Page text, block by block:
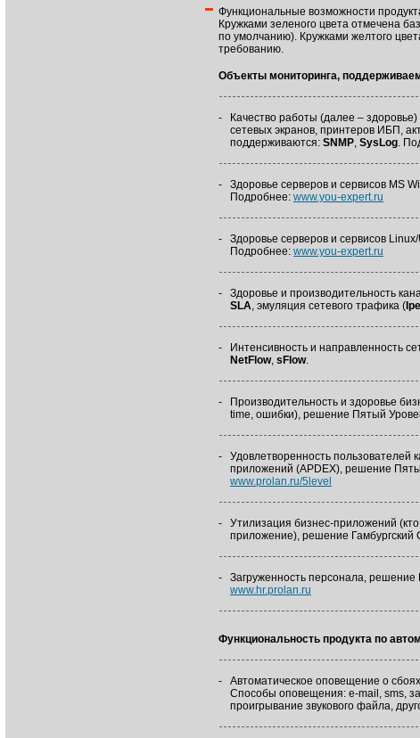
Функциональные возможности
Кружками зеленого цвета отмечена
по умолчанию). Кружками желтого
требованию.
Объекты мониторинга,
-
Качество работы (далее –
сетевых экранов, принтеров ИБП,
поддерживаются: SNMP, SysLog.
- Здоровье серверов и сервисов MS
Подробнее: www.you-expert.ru
- Здоровье серверов и сервисов
Подробнее: www.you-expert.ru
- Здоровье и производительность
SLA, эмуляция сетевого трафика (
-
Интенсивность и направленность
NetFlow, sFlow.
-
Производительность и здоровье
time, ошибки), решение Пятый
- Удовлетворенность пользователей
приложений (APDEX), решение
www.prolan.ru/5level
- Утилизация бизнес-приложений (кто
приложение), решение Гамбургский
- Загруженность персонала, решение
www.hr.prolan.ru
Функциональность продукта по
- Автоматическое оповещение о
Способы оповещения: e-mail, sms,
проигрывание звукового файла,